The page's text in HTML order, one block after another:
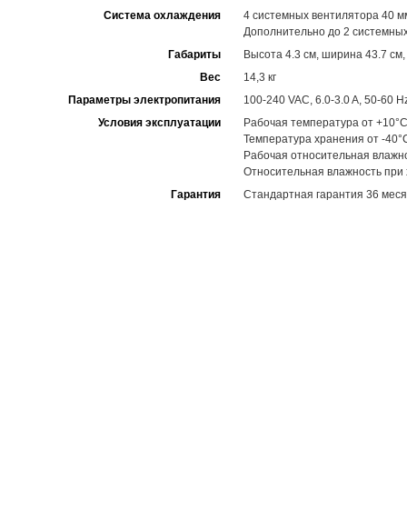
Система охлаждения
4 системных вентилятора 40
Дополнительно до 2
Габариты
Высота 4.3 см, ширина 43.7 см,
Вес
14,3 кг
Параметры электропитания
100-240 VAC, 6.0-3.0 A, 50-60
Условия эксплуатации
Рабочая температура от
Температура хранения от -
Рабочая относительная
Относительная влажность
Гарантия
Стандартная гарантия 36